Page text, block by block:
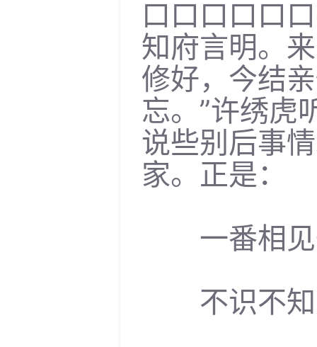
口口口口口
知府言明。
修好，今结
忘。”许绣虎
说些别后事
家。正是：
一番相见
不识不知